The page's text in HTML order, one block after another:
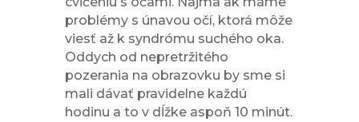
problémy s únavou očí, ktorá môže
viesť až k syndrómu suchého oka.
Oddych od nepretržitého
pozerania na obrazovku by sme si
mali dávať pravidelne každú
hodinu a to v dĺžke aspoň 10 minút.